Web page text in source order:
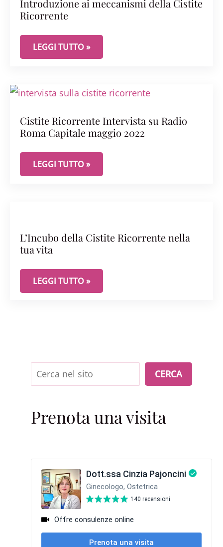
Introduzione ai meccanismi della Cistite
Ricorrente
INTRODUZIONE AI MECCANISMI DELLA CISTITE
LEGGI TUTTO »
Cistite Ricorrente Intervista su Radio
Roma Capitale maggio 2022
CISTITE RICORRENTE INTERVISTA SU RADIO
LEGGI TUTTO »
L’Incubo della Cistite Ricorrente nella
tua vita
L’INCUBO DELLA CISTITE RICORRENTE NELLA TUA
LEGGI TUTTO »
Cerca CERCA
Prenota una visita